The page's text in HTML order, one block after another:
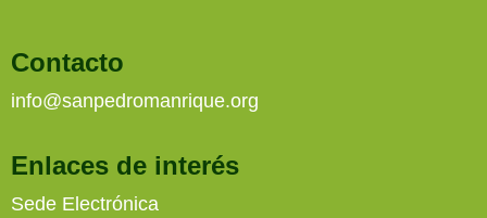
Contacto
info@sanpedromanrique.org
Enlaces de interés
Sede Electrónica